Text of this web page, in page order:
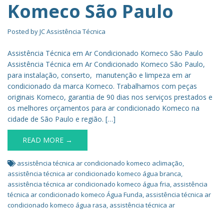
Komeco São Paulo
Posted byJC Assistência Técnica
Assistência Técnica em Ar Condicionado Komeco São Paulo
Assistência Técnica em Ar Condicionado Komeco São Paulo,
para instalação, conserto, manutenção e limpeza em ar
condicionado da marca Komeco. Trabalhamos com peças
originais Komeco, garantia de 90 dias nos serviços prestados e
os melhores orçamentos para ar condicionado Komeco na
cidade de São Paulo e região. […]
READ MORE →
assistência técnica ar condicionado komeco aclimação,
assistência técnica ar condicionado komeco água branca,
assistência técnica ar condicionado komeco água fria, assistência
técnica ar condicionado komeco Água Funda, assistência técnica ar
condicionado komeco água rasa, assistência técnica ar